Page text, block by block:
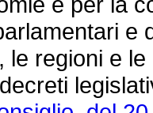
e
le regioni e